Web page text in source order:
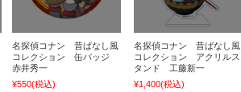
名探偵コナン 昔ばなし風
コレクション 缶バッジ
赤井秀一
¥550(税込)
名探偵コナン 昔ばなし風
コレクション アクリルス
タンド 工藤新一
¥1,400(税込)